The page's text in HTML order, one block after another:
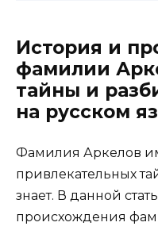
История и
фамилии
тайны и
на русском
Фамилия Аркелов
привлекательных
знает. В данной
происхождения